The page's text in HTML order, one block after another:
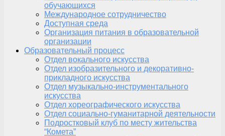
обучающихся
Международное сотрудничество
Доступная среда
Организация питания в образовательной
организации
Образовательный процесс
Отдел вокального искусства
Отдел изобразительного и декоративно-
прикладного искусства
Отдел музыкально-инструментального
искусства
Отдел хореографического искусства
Отдел социально-гуманитарной деятельности
Подростковый клуб по месту жительства
“Комета”